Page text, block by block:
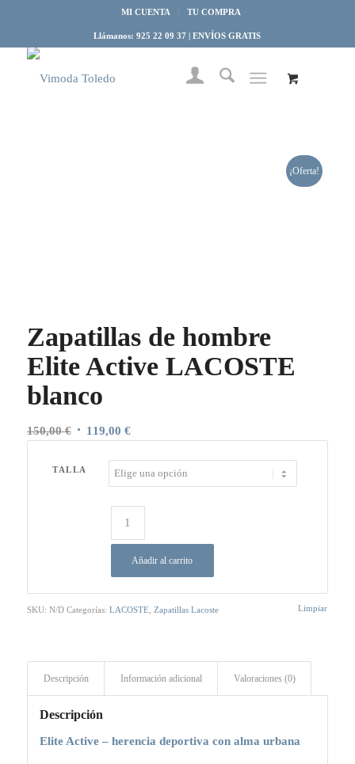
MI CUENTA TU COMPRA
Llámanos: 925 22 09 37 | ENVÍOS GRATIS
¡Oferta!
Zapatillas de hombre
Elite Active LACOSTE
blanco
150,00€ El
original
150,00 €.
119,00 €El
es:
119,00 €.
TALLA
Limpiar
Añadir al carrito
SKU: N/D Categorías: LACOSTE Zapatillas Lacoste
Descripción Información adicional Valoraciones (0)
Descripción
Elite Active – herencia deportiva con alma urbana